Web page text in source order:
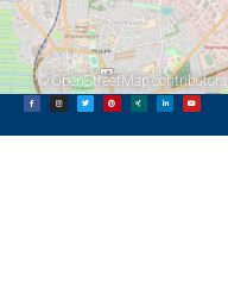
© OpenStreetMapcontributors